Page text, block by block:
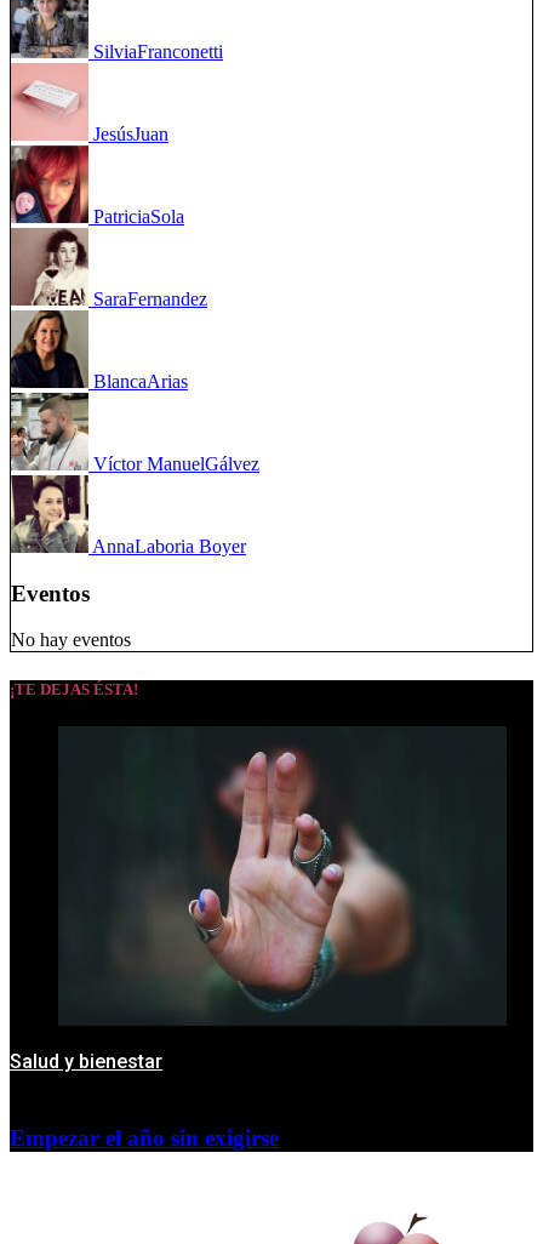
SilviaFranconetti
JesúsJuan
PatriciaSola
SaraFernandez
BlancaArias
Víctor ManuelGálvez
AnnaLaboria Boyer
Eventos
No hay eventos
¡TE DEJAS ÉSTA!
Salud y bienestar
Empezar el año sin exigirse